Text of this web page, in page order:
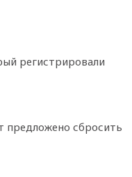
регистрировали
предложено сбросить